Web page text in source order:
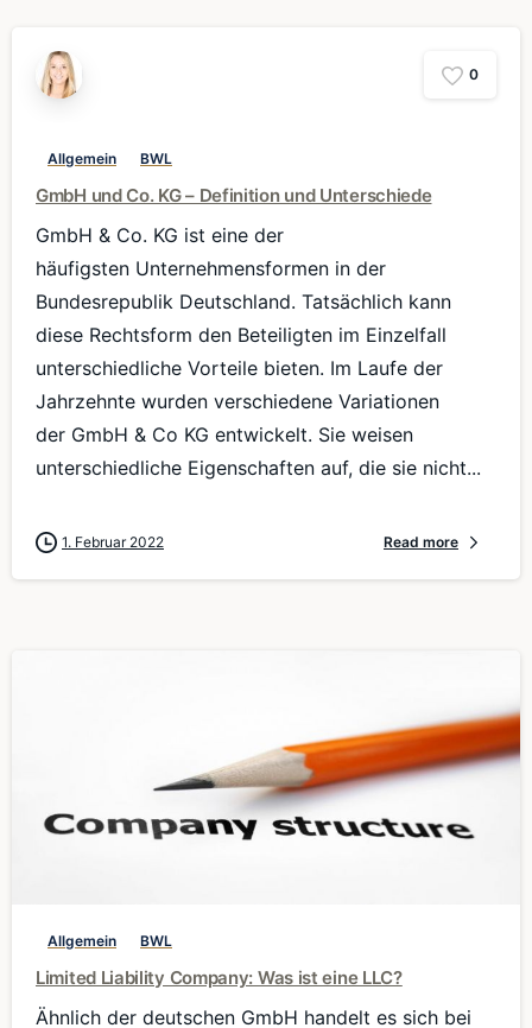
0
Allgemein BWL
GmbH und Co. KG – Definition und Unterschiede
GmbH & Co. KG ist eine der
häufigsten Unternehmensformen in der
Bundesrepublik Deutschland. Tatsächlich kann
diese Rechtsform den Beteiligten im Einzelfall
unterschiedliche Vorteile bieten. Im Laufe der
Jahrzehnte wurden verschiedene Variationen
der GmbH & Co KG entwickelt. Sie weisen
unterschiedliche Eigenschaften auf, die sie nicht...
1. Februar 2022 Read more
Allgemein BWL
Limited Liability Company: Was ist eine LLC?
Ähnlich der deutschen GmbH handelt es sich bei